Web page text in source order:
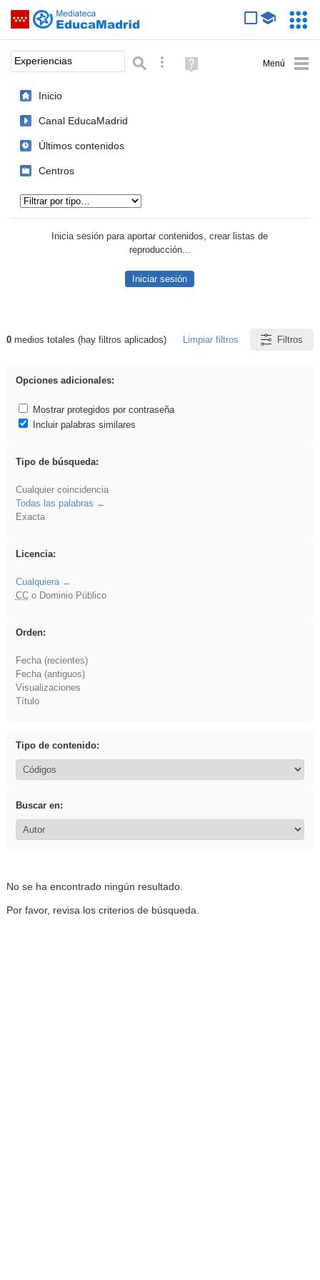
Saltar navegación
Palabra o frase: Búsqueda avanzada
Ayuda
(en
Inicio
Canal EducaMadrid
Últimos contenidos
Centros
Inicia sesión para aportar contenidos, crear listas de
reproducción...
Iniciar sesión
Resultados de: Experiencias
0medios totales (hay filtros aplicados) Limpiar filtros Filtros
Opciones adicionales:
Mostrar protegidos por contraseña
Incluir palabras similares
Tipo de búsqueda:
Cualquier coincidencia
Todas las palabras
Exacta
Licencia:
Cualquiera
CCo Dominio Público
Orden:
Fecha (recientes)
Fecha (antiguos)
Visualizaciones
Título
Tipo de contenido:
Buscar en:
No se ha encontrado ningún resultado.
Por favor, revisa los criterios de búsqueda.